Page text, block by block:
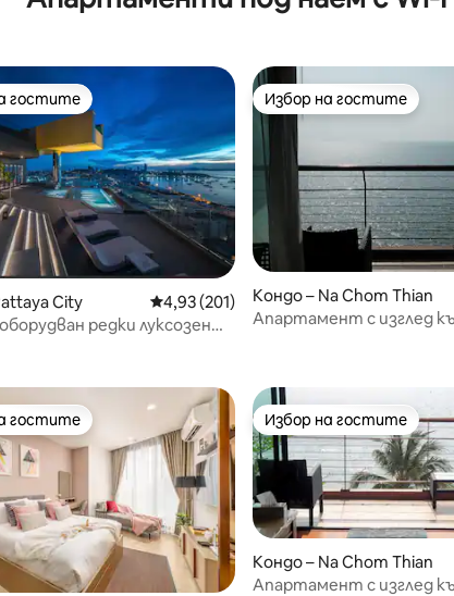
5, 249 отзива
гостите
гостите
City Средна оценка: 4,93 от 5, 201 отзива
4,93 (201)
редки луксозен
Избор на гостите
Избор на гостите
Кондо – Na Chom Thian
Апартамент с изглед
гостите
гостите Избор на гостите
Избор на гостите
Кондо – Na Chom Thian
Апартамент с изглед